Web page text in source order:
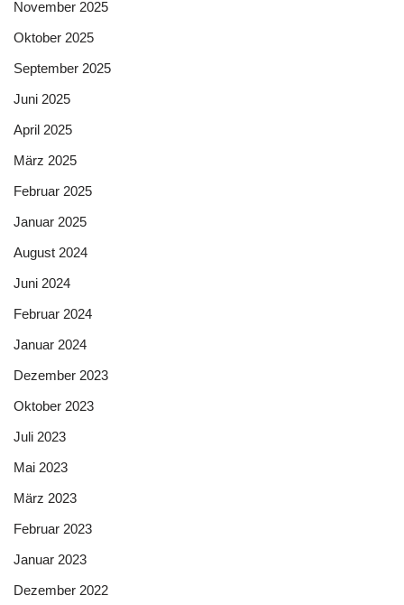
November 2025
Oktober 2025
September 2025
Juni 2025
April 2025
März 2025
Februar 2025
Januar 2025
August 2024
Juni 2024
Februar 2024
Januar 2024
Dezember 2023
Oktober 2023
Juli 2023
Mai 2023
März 2023
Februar 2023
Januar 2023
Dezember 2022